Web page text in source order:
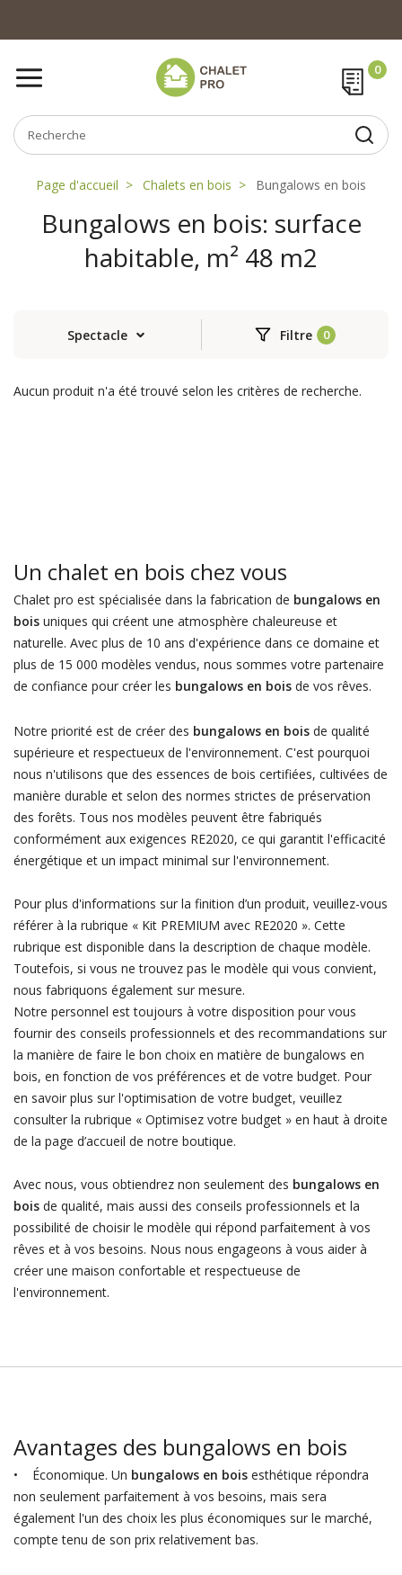
Page d'accueil Chalets en bois Bungalows en bois
Bungalows en bois: surface
habitable, m² 48 m2
Spectacle Filtre
Aucun produit n'a été trouvé selon les critères de recherche.
Un chalet en bois chez vous
Chalet pro est spécialisée dans la fabrication de bungalows en
boisuniques qui créent une atmosphère chaleureuse et
naturelle. Avec plus de 10 ans d'expérience dans ce domaine et
plus de 15 000 modèles vendus, nous sommes votre partenaire
de confiance pour créer les bungalows en boisde vos rêves.
Notre priorité est de créer des bungalows en boisde qualité
supérieure et respectueux de l'environnement. C'est pourquoi
nous n'utilisons que des essences de bois certifiées, cultivées de
manière durable et selon des normes strictes de préservation
des forêts. Tous nos modèles peuvent être fabriqués
conformément aux exigences RE2020, ce qui garantit l'efficacité
énergétique et un impact minimal sur l'environnement.
Pour plus d'informations sur la finition d’un produit, veuillez-vous
référer à la rubrique « Kit PREMIUM avec RE2020 ». Cette
rubrique est disponible dans la description de chaque modèle.
Toutefois, si vous ne trouvez pas le modèle qui vous convient,
nous fabriquons également sur mesure.
Notre personnel est toujours à votre disposition pour vous
fournir des conseils professionnels et des recommandations sur
la manière de faire le bon choix en matière de bungalows en
bois, en fonction de vos préférences et de votre budget. Pour
en savoir plus sur l'optimisation de votre budget, veuillez
consulter la rubrique « Optimisez votre budget » en haut à droite
de la page d’accueil de notre boutique.
Avec nous, vous obtiendrez non seulement des bungalows en
boisde qualité, mais aussi des conseils professionnels et la
possibilité de choisir le modèle qui répond parfaitement à vos
rêves et à vos besoins. Nous nous engageons à vous aider à
créer une maison confortable et respectueuse de
l'environnement.
Avantages des bungalows en bois
• Économique. Un bungalows en boisesthétique répondra
non seulement parfaitement à vos besoins, mais sera
également l'un des choix les plus économiques sur le marché,
compte tenu de son prix relativement bas.